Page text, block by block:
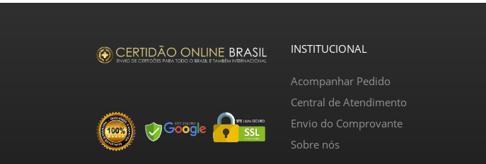
INSTITUCIONAL
Acompanhar Pedido
Central de Atendimento
Envio do Comprovante
Sobre nós